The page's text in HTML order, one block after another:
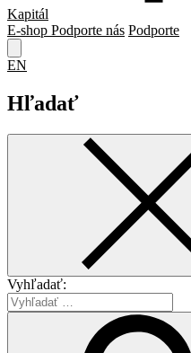
Kapitál
E-shop Podporte nás Podporte
EN
Hľadať
Vyhľadať: